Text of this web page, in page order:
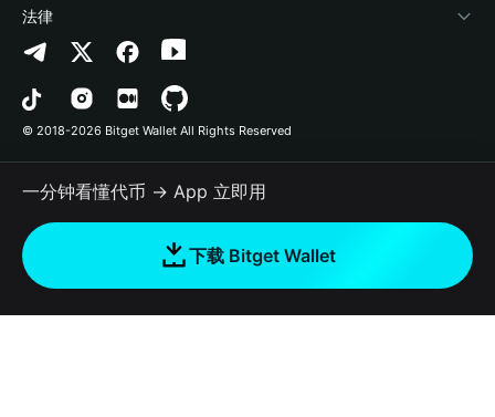
联系我们
品牌资源
工作机会
山寨季指数
预测市场
DApp
RWA
如何购买加密货币
合作上架
授权检测
合约检测
批量转账
Arbitrum
Avalanche
Bitcoin
Polygon
法律
隐私协议
用户使用协议
© 2018-2026 Bitget Wallet All Rights Reserved
一分钟看懂代币 → App 立即用
下载 Bitget Wallet